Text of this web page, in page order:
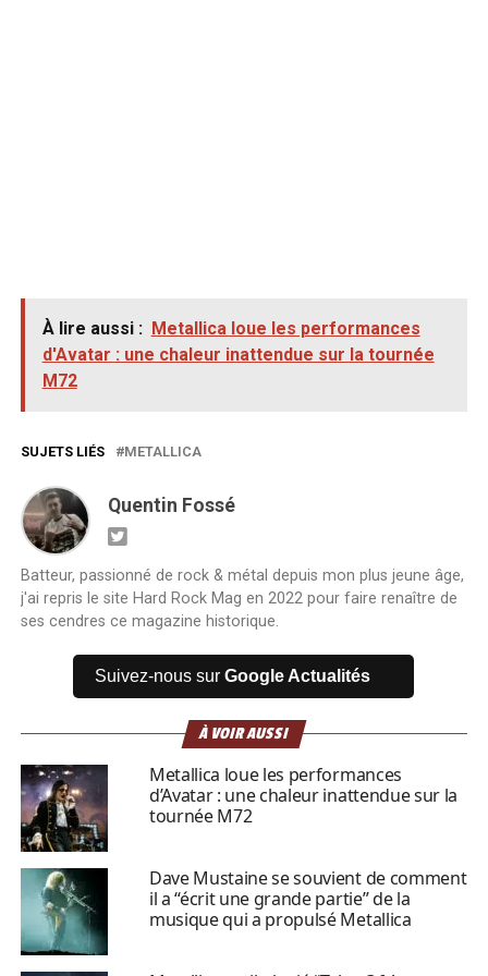
À lire aussi : Metallica loue les performances
d'Avatar : une chaleur inattendue sur la tournée
M72
SUJETS LIÉS METALLICA
Quentin Fossé
Batteur, passionné de rock & métal depuis mon plus jeune âge,
j'ai repris le site Hard Rock Mag en 2022 pour faire renaître de
ses cendres ce magazine historique.
Suivez-nous surGoogle Actualités
À VOIR AUSSI
Metallica loue les performances
d’Avatar : une chaleur inattendue sur la
tournée M72
Dave Mustaine se souvient de comment
il a “écrit une grande partie” de la
musique qui a propulsé Metallica